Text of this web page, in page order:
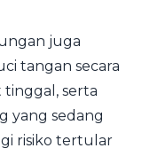
juga
tangan secara
serta
yang sedang
risiko tertular